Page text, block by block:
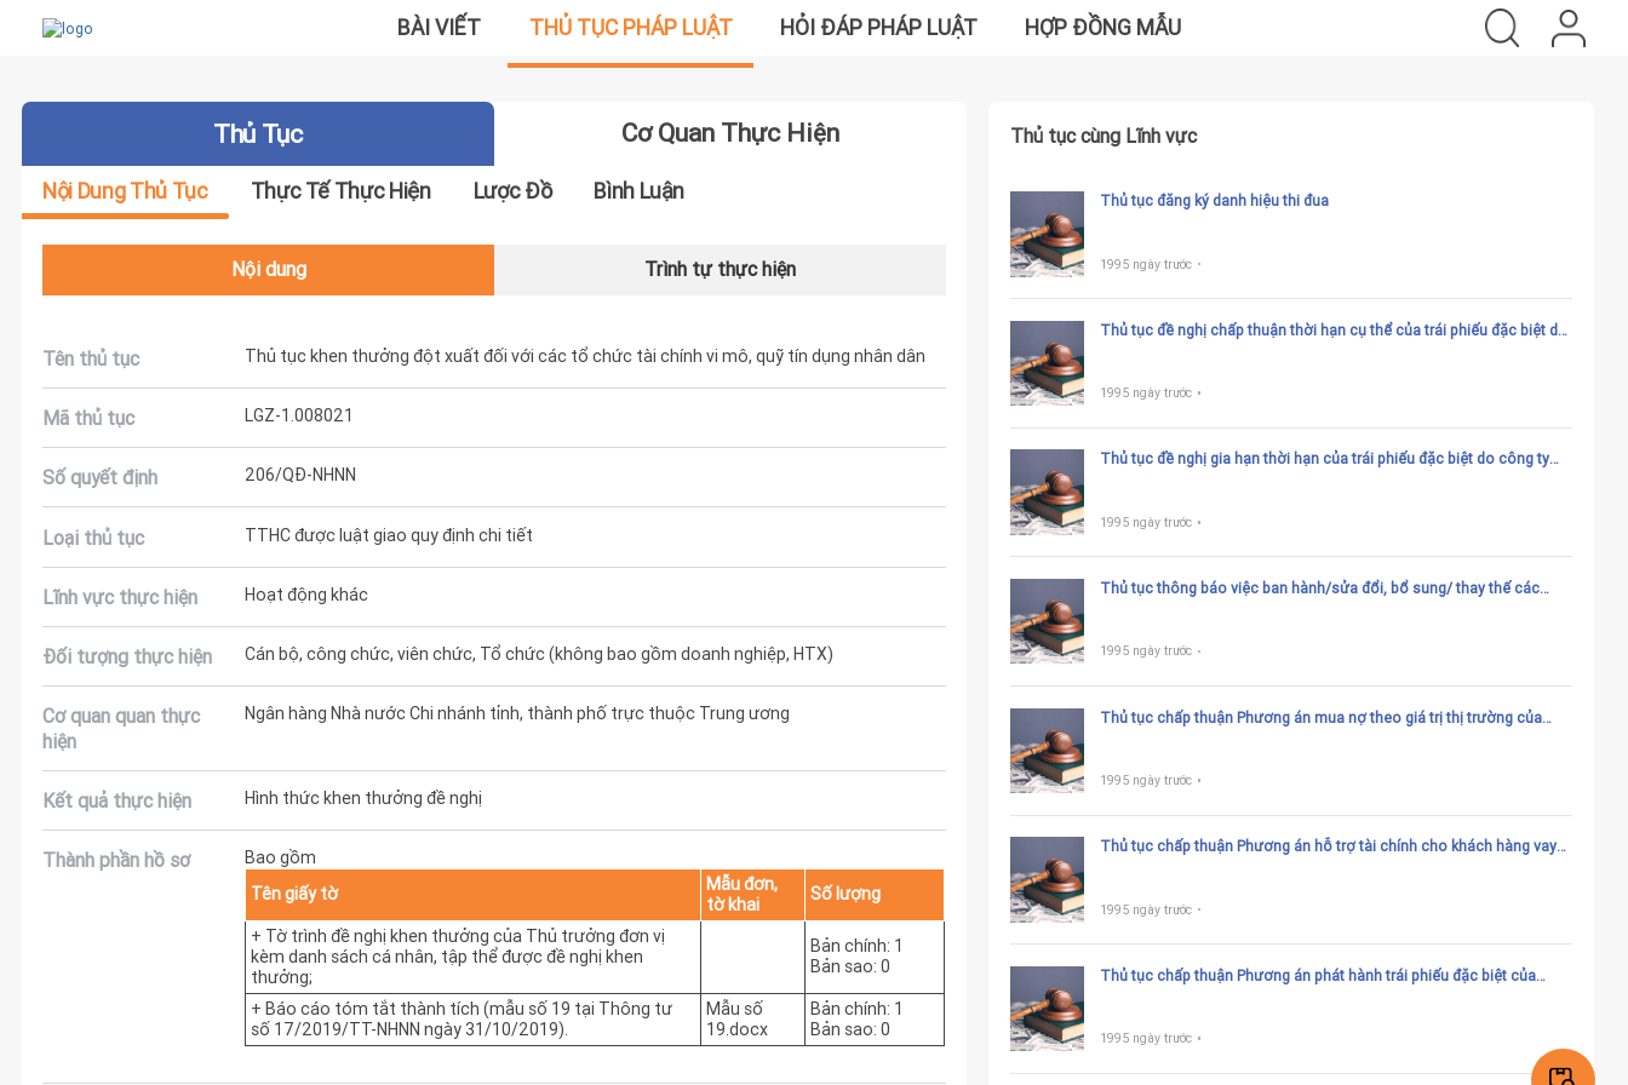
BÀI VIẾT THỦ TỤC PHÁP LUẬT HỎI ĐÁP PHÁP LUẬT HỢP ĐỒNG MẪU
Thủ Tục Cơ Quan Thực Hiện
Nội Dung Thủ Tục Thực Tế Thực Hiện Lược Đồ Bình Luận
Nội dung Trình tự thực hiện
Tên thủ tục Thủ tục khen thưởng đột xuất đối với các tổ chức tài chính vi mô, quỹ tín dụng nhân dân
Mã thủ tục LGZ-1.008021
Số quyết định 206/QĐ-NHNN
Loại thủ tục TTHC được luật giao quy định chi tiết
Lĩnh vực thực hiện Hoạt động khác
Đối tượng thực hiện Cán bộ, công chức, viên chức, Tổ chức (không bao gồm doanh nghiệp, HTX)
Cơ quan quan thực
hiện
Ngân hàng Nhà nước Chi nhánh tỉnh, thành phố trực thuộc Trung ương
Kết quả thực hiện Hình thức khen thưởng đề nghị
Thành phần hồ sơ
Bao gồm
Tên giấy tờ
Mẫu đơn,
tờ khai
Số lượng
+ Tờ trình đề nghị khen thưởng của Thủ trưởng đơn vị
kèm danh sách cá nhân, tập thể được đề nghị khen
thưởng;
Bản chính: 1
Bản sao: 0
+ Báo cáo tóm tắt thành tích (mẫu số 19 tại Thông tư
số 17/2019/TT-NHNN ngày 31/10/2019).
Mẫu số
19.docx
Bản chính: 1
Bản sao: 0
Thủ tục cùng Lĩnh vực
Thủ tục đăng ký danh hiệu thi đua
1995 ngày trước
Thủ tục đề nghị chấp thuận thời hạn cụ thể của trái phiếu đặc biệt do
1995 ngày trước
Thủ tục đề nghị gia hạn thời hạn của trái phiếu đặc biệt do công ty
1995 ngày trước
Thủ tục thông báo việc ban hành/sửa đổi, bổ sung/ thay thế các
1995 ngày trước
Thủ tục chấp thuận Phương án mua nợ theo giá trị thị trường của
1995 ngày trước
Thủ tục chấp thuận Phương án hỗ trợ tài chính cho khách hàng vay
1995 ngày trước
Thủ tục chấp thuận Phương án phát hành trái phiếu đặc biệt của
1995 ngày trước